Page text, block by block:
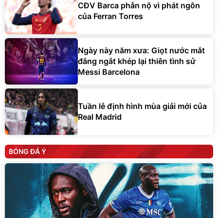
CĐV Barca phẫn nộ vì phát ngôn
của Ferran Torres
Ngày này năm xưa: Giọt nước mắt
đắng ngắt khép lại thiên tình sử
Messi Barcelona
Tuần lễ định hình mùa giải mới của
Real Madrid
BÓNG ĐÁ Ý